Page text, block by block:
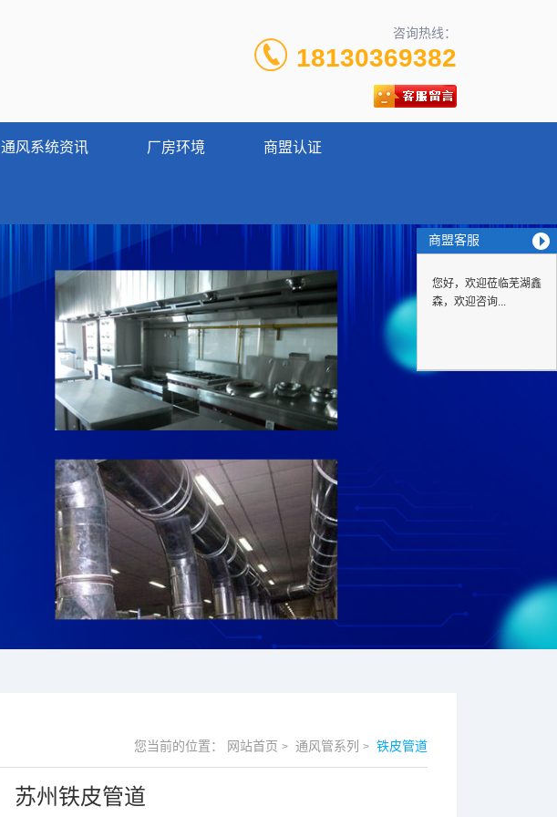
咨询热线：
18130369382
通风系统资讯 厂房环境 商盟认证
您当前的位置： 网站首页 > 通风管系列 > 铁皮管道
苏州铁皮管道
商盟客服
您好，欢迎莅临芜湖鑫
森，欢迎咨询...